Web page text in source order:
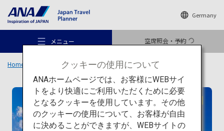
Germany
メニュー 空席照会・予約
おすすめの旅
Home 旅のアイデア 特集 日本の建築を巡る旅 一覧
伝統建築
クッキーの使用について
ANAホームページでは、お客様にWEBサイ
トをより快適にご利用いただくために必要
となるクッキーを使用しています。その他
のクッキーの使用について、お客様が自由
に決めることができますが、WEBサイトの